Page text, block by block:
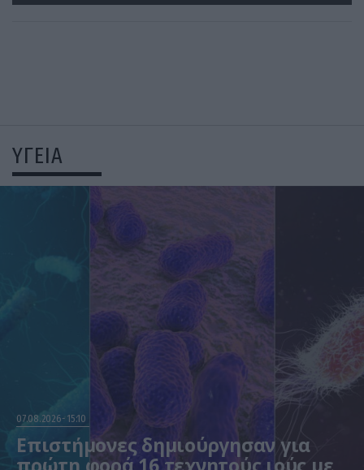
ΥΓΕΙΑ
07.08.2026 15:10
Επιστήμονες δημιούργησαν για